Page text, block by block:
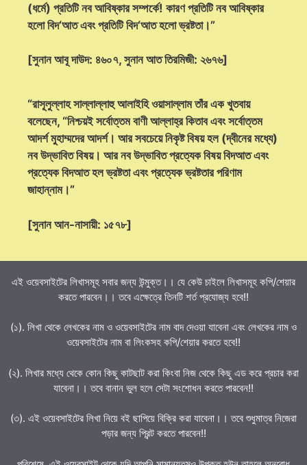
(ধর্মে) প্রতিটি নব আবিষ্কার সম্পর্কে! কারণ প্রতিটি নব আবিষ্কার
হলো বিদ‘আত এবং প্রতিটি বিদ‘আত হলো ভ্রষ্টতা।”
[সুনান আবূ দাউদ: ৪৬০৭, সুনান আত তিরমিজী: ২৬৭৬]
“রাসূলুল্লাহ সাল্লাল্লাহু আলাইহি ওয়াসাল্লাম তাঁর এক খুতবায়
বলেছেন, “নিশ্চয়ই সর্বোত্তম বাণী আল্লাহ্‌র কিতাব এবং সর্বোত্তম
আদর্শ মুহাম্মদের আদর্শ। আর সবচেয়ে নিকৃষ্ট বিষয় হল (দ্বীনের মধ্যে)
নব উদ্ভাবিত বিষয়। আর নব উদ্ভাবিত প্রত্যেক বিষয় বিদআত এবং
প্রত্যেক বিদআত হল ভ্রষ্টতা এবং প্রত্যেক ভ্রষ্টতার পরিণাম
জাহান্নাম।”
[সুনান আন-নাসায়ী: ১৫৭৮]
এই ওয়েবসাইটের লিখাসমূহ সবার জন্য উন্মুক্ত।। যে কেউ চাইলে লিখাসমূহ কপি/শেয়ার
করতে পারবেন।। তবে এক্ষেত্রে তিনটি শর্ত প্রযোজ্য হবে!!
(১). লিখা থেকে লেখকের নাম ও ওয়েবসাইটের নাম বাদ দেওয়া যাবেনা এবং লেখকের নাম ও
ওয়েবসাইটের নাম বা লিংকসহ কপি/শেয়ার করতে হবে!!
(২). লিখার মধ্যে থেকে কোন কিছু কাটছাট করা কিংবা নিজ থেকে কিছু এড করে প্রচার করা
যাবেনা।। তবে বানান ভুল হলে সেটা সংশোধন করতে পারবেন!!
(৩). এই ওয়েবসাইটের লিখা নিয়ে বই ছাপিয়ে বিক্রি করা যাবেনা।। তবে শুধুমাত্র নিজেরা
পড়ার জন্য প্রিন্ট করতে পারবেন!!